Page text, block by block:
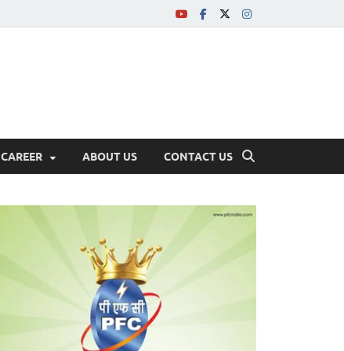
CAREER ABOUT US CONTACT US